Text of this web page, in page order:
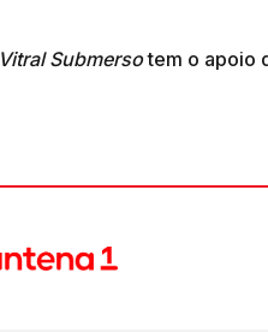
Vitral Submersotem o apoio